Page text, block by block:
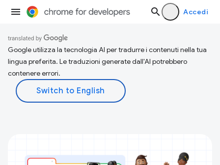
Accedi
Google utilizza la tecnologia AI per tradurre i contenuti nella tua
lingua preferita. Le traduzioni generate dall'AI potrebbero
contenere errori.